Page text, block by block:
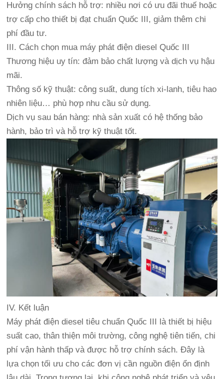
Hưởng chính sách hỗ trợ: nhiều nơi có ưu đãi thuế hoặc
trợ cấp cho thiết bị đạt chuẩn Quốc III, giảm thêm chi
phí đầu tư.
III. Cách chọn mua máy phát điện diesel Quốc III
Thương hiệu uy tín: đảm bảo chất lượng và dịch vụ hậu
mãi.
Thông số kỹ thuật: công suất, dung tích xi-lanh, tiêu hao
nhiên liệu… phù hợp nhu cầu sử dụng.
Dịch vụ sau bán hàng: nhà sản xuất có hệ thống bảo
hành, bảo trì và hỗ trợ kỹ thuật tốt.
IV. Kết luận
Máy phát điện diesel tiêu chuẩn Quốc III là thiết bị hiệu
suất cao, thân thiện môi trường, công nghệ tiên tiến, chi
phí vận hành thấp và được hỗ trợ chính sách. Đây là
lựa chọn tối ưu cho các đơn vị cần nguồn điện ổn định